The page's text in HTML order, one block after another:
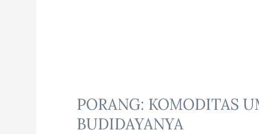
PORANG: KOMODITAS
BUDIDAYANYA